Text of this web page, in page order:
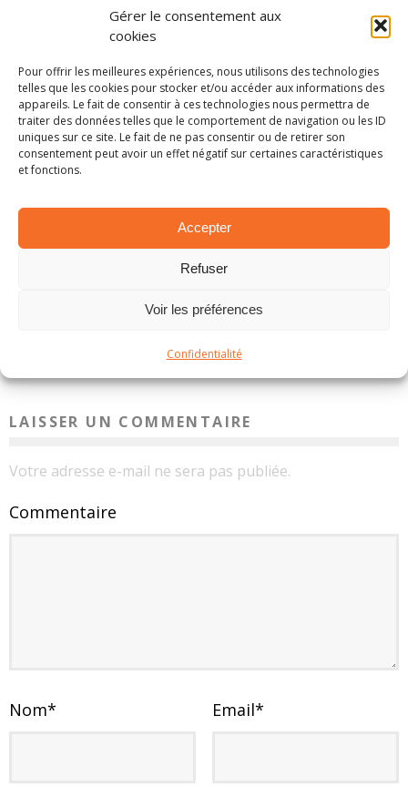
Gérer le consentement aux
cookies
Pour offrir les meilleures expériences, nous utilisons des technologies
telles que les cookies pour stocker et/ou accéder aux informations des
appareils. Le fait de consentir à ces technologies nous permettra de
traiter des données telles que le comportement de navigation ou les ID
uniques sur ce site. Le fait de ne pas consentir ou de retirer son
consentement peut avoir un effet négatif sur certaines caractéristiques
et fonctions.
Accepter
Refuser
Voir les préférences
Confidentialité
EN BREF – LA PETITE ACTUALITÉ RALLYSTIQUE
EN BREF – LA PETITE ACTUALITÉ RALLYSTIQUE
LAISSER UN COMMENTAIRE
Votre adresse e-mail ne sera pas publiée.
Commentaire
Nom* Email*